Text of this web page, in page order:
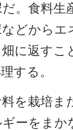
。食料生
どから
に返す
する。
を栽培ま
ーをまか